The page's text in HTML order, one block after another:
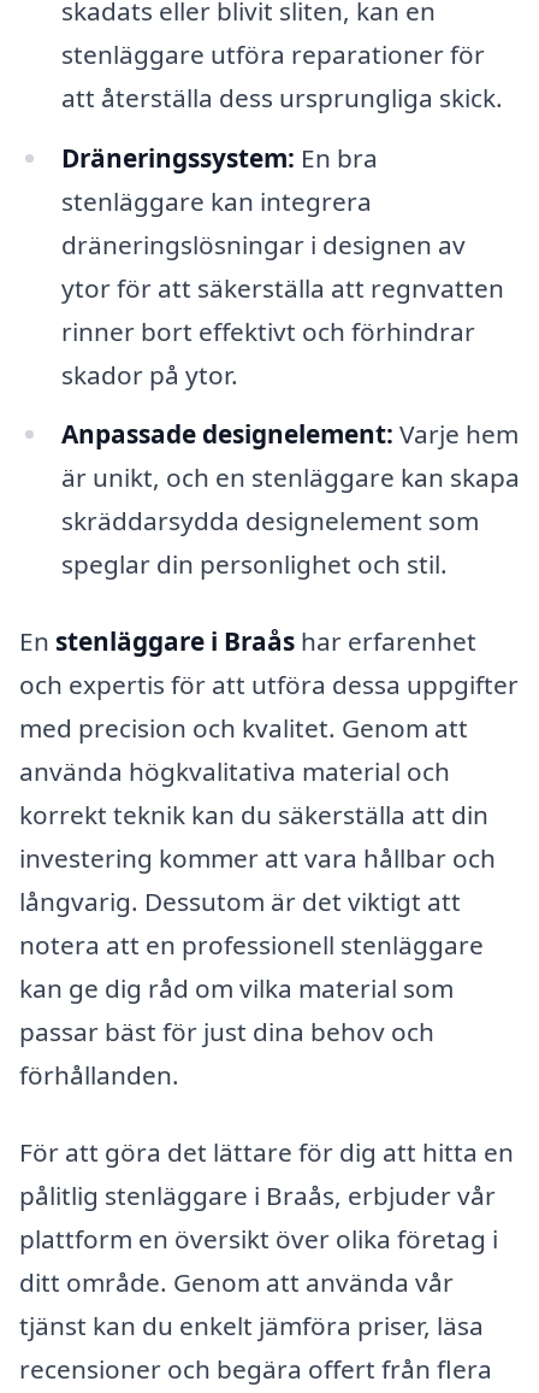
skadats eller blivit sliten, kan en
stenläggare utföra reparationer för
att återställa dess ursprungliga skick.
Dräneringssystem: En bra
stenläggare kan integrera
dräneringslösningar i designen av
ytor för att säkerställa att regnvatten
rinner bort effektivt och förhindrar
skador på ytor.
Anpassade designelement: Varje hem
är unikt, och en stenläggare kan skapa
skräddarsydda designelement som
speglar din personlighet och stil.
En stenläggare i Braås har erfarenhet
och expertis för att utföra dessa uppgifter
med precision och kvalitet. Genom att
använda högkvalitativa material och
korrekt teknik kan du säkerställa att din
investering kommer att vara hållbar och
långvarig. Dessutom är det viktigt att
notera att en professionell stenläggare
kan ge dig råd om vilka material som
passar bäst för just dina behov och
förhållanden.
För att göra det lättare för dig att hitta en
pålitlig stenläggare i Braås, erbjuder vår
plattform en översikt över olika företag i
ditt område. Genom att använda vår
tjänst kan du enkelt jämföra priser, läsa
recensioner och begära offert från flera